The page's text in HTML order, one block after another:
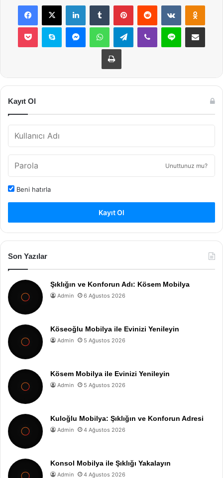
Facebook
X LinkedInTumblr PinterestReddit VKontakte
Pocket Skype MessengerWhatsAppTelegramViber Line E-Posta ile
Yazdır
Kayıt Ol
Unuttunuz mu?
Beni hatırla
Kayıt Ol
Son Yazılar
Şıklığın ve Konforun Adı: Kösem Mobilya
Admin 6 Ağustos 2026
Köseoğlu Mobilya ile Evinizi Yenileyin
Admin 5 Ağustos 2026
Kösem Mobilya ile Evinizi Yenileyin
Admin 5 Ağustos 2026
Kuloğlu Mobilya: Şıklığın ve Konforun Adresi
Admin 4 Ağustos 2026
Konsol Mobilya ile Şıklığı Yakalayın
Admin 4 Ağustos 2026